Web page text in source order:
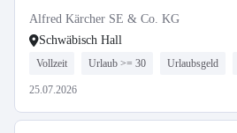
Alfred Kärcher SE & Co. KG
Schwäbisch Hall
Vollzeit Urlaub >= 30 Urlaubsgeld
25.07.2026